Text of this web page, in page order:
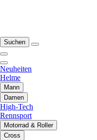
Suchen
Neuheiten
Helme
Mann
Damen
High-Tech
Rennsport
Motorrad & Roller
Cross